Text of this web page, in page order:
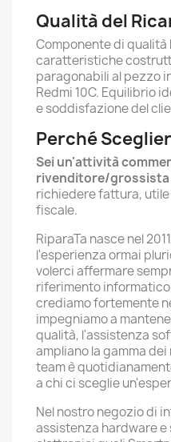
Qualità del
Componente di qualità
caratteristiche
paragonabili al pezzo
Redmi 10C. Equilibrio
e soddisfazione del
Perché
Sei un'attività
rivenditore/grossista
richiedere fattura,
fiscale.
RiparaTa nasce nel
l'esperienza ormai
volerci affermare
riferimento
crediamo fortemente
impegniamo a
qualità, l'assistenza
ampliano la gamma
team è
a chi ci sceglie
Nel nostro negozio di
assistenza hardware